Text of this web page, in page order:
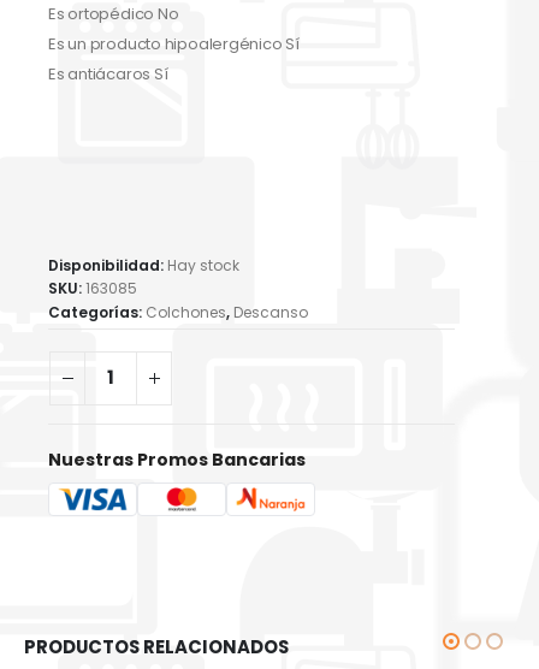
Es ortopédico No
Es un producto hipoalergénico Sí
Es antiácaros Sí
Disponibilidad: Hay stock
SKU:163085
Categorías: Colchones, Descanso
Nuestras Promos Bancarias
PRODUCTOS RELACIONADOS